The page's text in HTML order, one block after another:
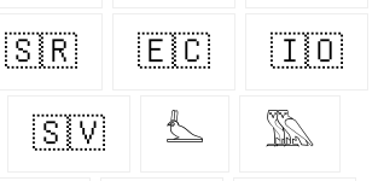
🇸🇷 🇪🇨 🇮🇴
🇸🇻 𓅏 𓅔